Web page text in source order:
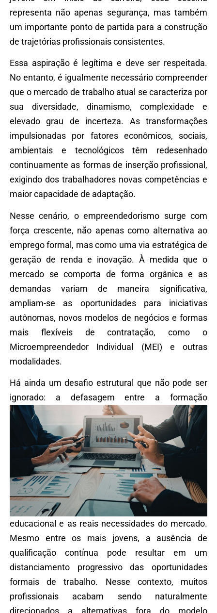
representa não apenas segurança, mas também
um importante ponto de partida para a construção
de trajetórias profissionais consistentes.
Essa aspiração é legítima e deve ser respeitada.
No entanto, é igualmente necessário compreender
que o mercado de trabalho atual se caracteriza por
sua diversidade, dinamismo, complexidade e
elevado grau de incerteza. As transformações
impulsionadas por fatores econômicos, sociais,
ambientais e tecnológicos têm redesenhado
continuamente as formas de inserção profissional,
exigindo dos trabalhadores novas competências e
maior capacidade de adaptação.
Nesse cenário, o empreendedorismo surge com
força crescente, não apenas como alternativa ao
emprego formal, mas como uma via estratégica de
geração de renda e inovação. À medida que o
mercado se comporta de forma orgânica e as
demandas variam de maneira significativa,
ampliam-se as oportunidades para iniciativas
autônomas, novos modelos de negócios e formas
mais flexíveis de contratação, como o
Microempreendedor Individual (MEI) e outras
modalidades.
Há ainda um desafio estrutural que não pode ser
ignorado: a defasagem entre a formação
educacional e as reais necessidades do mercado.
Mesmo entre os mais jovens, a ausência de
qualificação contínua pode resultar em um
distanciamento progressivo das oportunidades
formais de trabalho. Nesse contexto, muitos
profissionais acabam sendo naturalmente
direcionados a alternativas fora do modelo